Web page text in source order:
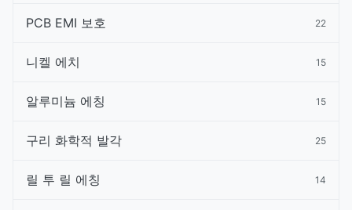
PCB EMI 보호 22
니켈 에치 15
알루미늄 에칭 15
구리 화학적 발각 25
릴 투 릴 에칭 14